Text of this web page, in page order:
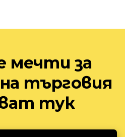
мечти за
търговия
тук